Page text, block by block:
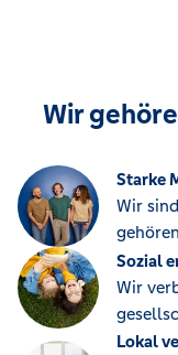
Wir
Starke
Wir
Sozial
Wir
Lokal